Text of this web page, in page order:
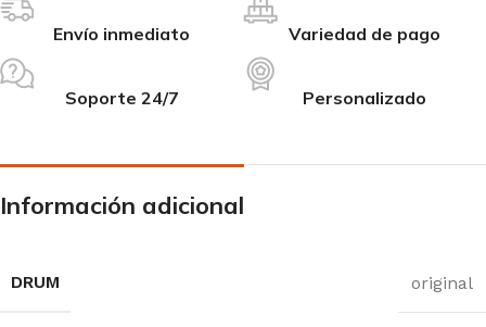
Envío inmediato Variedad de pago
Soporte 24/7 Personalizado
Información adicional
DRUM original